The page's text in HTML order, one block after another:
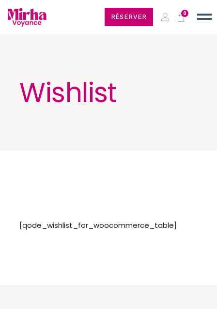
RÉSERVER
0
Wishlist
[qode_wishlist_for_woocommerce_table]